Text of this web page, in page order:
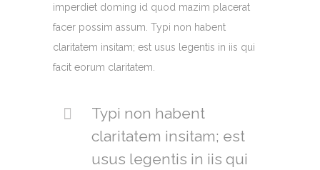
imperdiet doming id quod mazim placerat
facer possim assum. Typi non habent
claritatem insitam; est usus legentis in iis qui
facit eorum claritatem.
Typi non habent
claritatem insitam; est
usus legentis in iis qui